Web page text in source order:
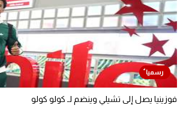
فوزينيا يصل إلى تشيلي وينضم لـ كولو كولو